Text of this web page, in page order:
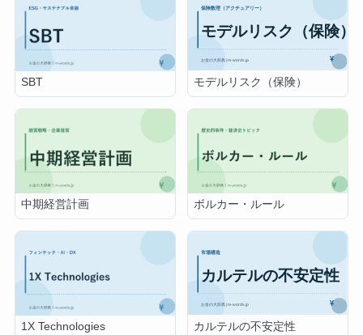
SBT モデルリスク（保険）
中期経営計画 ボルカー・ルール
1X Technologies カルテルの不安定性